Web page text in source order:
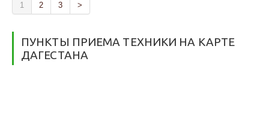
1 2 3 >
ПУНКТЫ ПРИЕМА ТЕХНИКИ НА КАРТЕ
ДАГЕСТАНА